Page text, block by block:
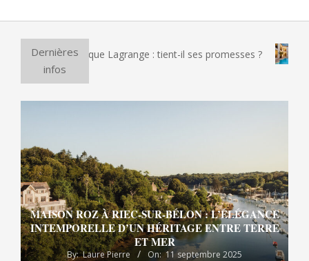
Dernières
infos
électrique Lagrange : tient-il ses promesses ? Et si
MAISON ROZ À RIEC-SUR-BÉLON : L’ÉLÉGANCE
INTEMPORELLE D’UN HÉRITAGE ENTRE TERRE
ET MER
By: Laure Pierre On: 11 septembre 2025